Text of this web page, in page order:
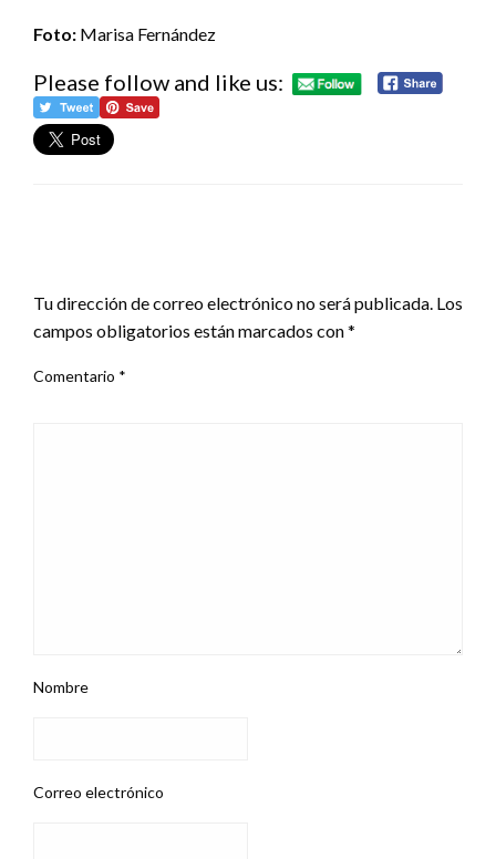
Foto: Marisa Fernández
Please follow and like us:
Tu dirección de correo electrónico no será publicada. Los
campos obligatorios están marcados con*
Comentario *
Nombre
Correo electrónico